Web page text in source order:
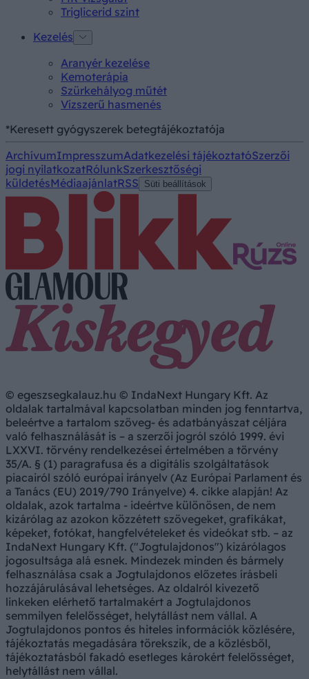
Triglicerid szint
Kezelés
Aranyér kezelése
Kemoterápia
Szürkehályog műtét
Vízszerű hasmenés
*Keresett gyógyszerek betegtájékoztatója
ArchívumImpresszumAdatkezelési tájékoztatóSzerzői
jogi nyilatkozatRólunkSzerkesztőségi
küldetésMédiaajánlatRSS Süti beállítások
© egeszsegkalauz.hu © IndaNext Hungary Kft. Az
oldalak tartalmával kapcsolatban minden jog fenntartva,
beleértve a tartalom szöveg- és adatbányászat céljára
való felhasználását is – a szerzői jogról szóló 1999. évi
LXXVI. törvény rendelkezései értelmében a törvény
35/A. § (1) paragrafusa és a digitális szolgáltatások
piacairól szóló európai irányelv (Az Európai Parlament és
a Tanács (EU) 2019/790 Irányelve) 4. cikke alapján! Az
oldalak, azok tartalma - ideértve különösen, de nem
kizárólag az azokon közzétett szövegeket, grafikákat,
képeket, fotókat, hangfelvételeket és videókat stb. – az
IndaNext Hungary Kft. ("Jogtulajdonos") kizárólagos
jogosultsága alá esnek. Mindezek minden és bármely
felhasználása csak a Jogtulajdonos előzetes írásbeli
hozzájárulásával lehetséges. Az oldalról kivezető
linkeken elérhető tartalmakért a Jogtulajdonos
semmilyen felelősséget, helytállást nem vállal. A
Jogtulajdonos pontos és hiteles információk közlésére,
tájékoztatás megadására törekszik, de a közlésből,
tájékoztatásból fakadó esetleges károkért felelősséget,
helytállást nem vállal.